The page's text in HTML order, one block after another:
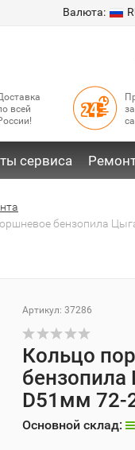
Валюта:
всей
сервиса
бензопила
Артикул: 37286
Кольцо
бензопила
D51мм 72-
Основной склад: